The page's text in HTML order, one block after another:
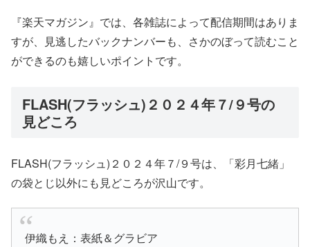
『楽天マガジン』では、各雑誌によって配信期間はありま
すが、見逃したバックナンバーも、さかのぼって読むこと
ができるのも嬉しいポイントです。
FLASH(フラッシュ)２０２４年７/９号の
見どころ
FLASH(フラッシュ)２０２４年７/９号は、「彩月七緒」
の袋とじ以外にも見どころが沢山です。
伊織もえ：表紙＆グラビア